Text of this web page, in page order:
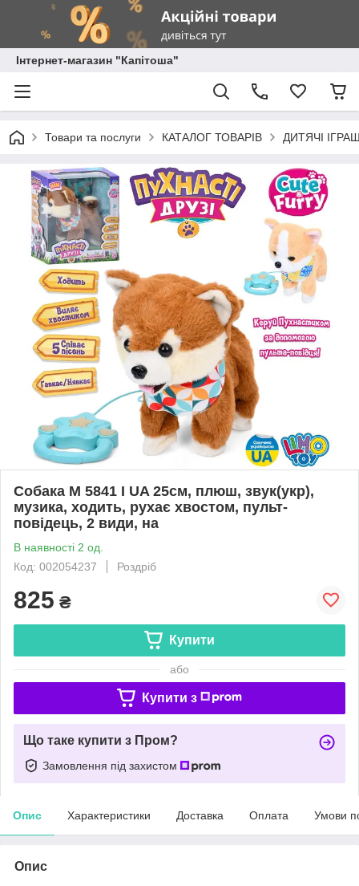
Інтернет-магазин "Капітоша"
Товари та послуги КАТАЛОГ ТОВАРІВ ДИТЯЧІ
Собака M 5841 I UA 25см, плюш, звук(укр),
музика, ходить, рухає хвостом, пульт-
повідець, 2 види, на
В наявності 2 од.
Код: 002054237
Роздріб
825 ₴
Купити
або
Купити з
Що таке купити з Пром?
Замовлення під захистом
Опис Характеристики Доставка Оплата Умови
Опис